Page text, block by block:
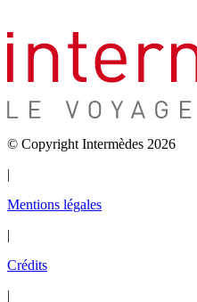
© Copyright Intermèdes 2026
|
Mentions légales
|
Crédits
|